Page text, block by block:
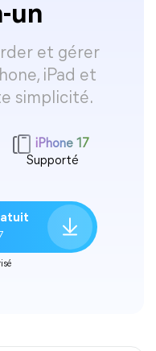
un
et gérer
iPad et
simplicité.
iPhone 17
Supporté